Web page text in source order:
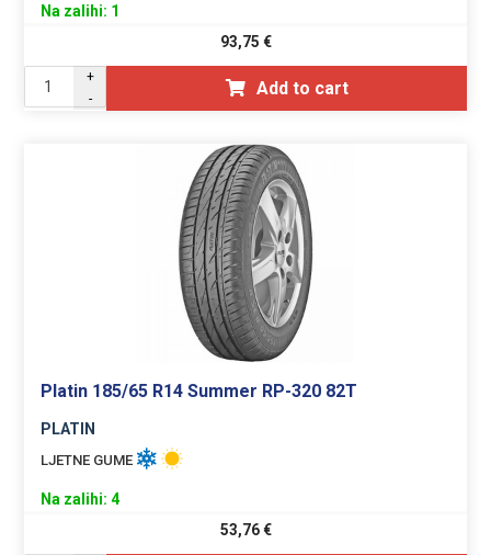
Na zalihi: 1
93,75 €
+
-
Add to cart
Platin 185/65 R14 Summer RP-320 82T
PLATIN
LJETNE GUME
Na zalihi: 4
53,76€